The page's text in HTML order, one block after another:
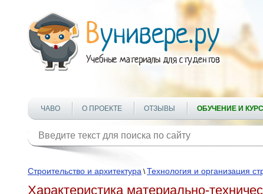
ЧАВО О ПРОЕКТЕ ОТЗЫВЫ ОБУЧЕНИЕ И
Строительство и архитектура \Технология и организация
Характеристика материально-